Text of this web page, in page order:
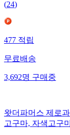
(24)
477적립
무료배송
3,692명구매중
왓더파머스 제로
고구마, 자색고구